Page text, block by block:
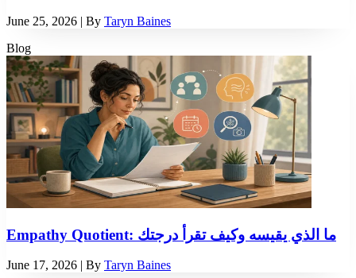
June 25, 2026 | By Taryn Baines
Blog
Empathy Quotient: ما الذي يقيسه وكيف تقرأ درجتك
June 17, 2026 | By Taryn Baines